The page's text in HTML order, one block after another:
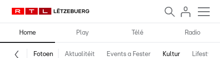
Home Play Télé Radio
Fotoen Aktualitéit Events a Fester Kultur Lifestyle